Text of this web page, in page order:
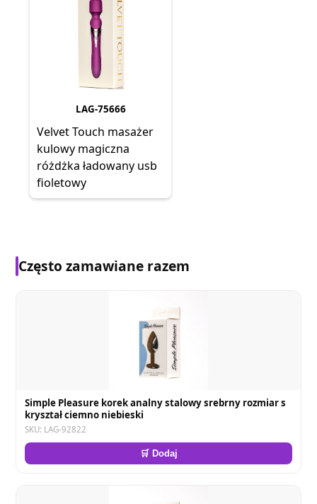
LAG-75666
Velvet Touch masażer
kulowy magiczna
różdżka ładowany usb
fioletowy
Często zamawiane razem
Simple Pleasure korek analny stalowy srebrny rozmiar s
kryształ ciemno niebieski
SKU: LAG-92822
🛒 Dodaj